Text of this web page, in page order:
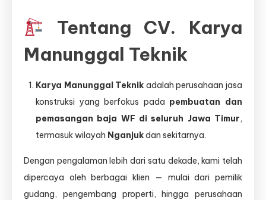
Tentang CV. Karya
Manunggal Teknik
Karya Manunggal Teknik adalah perusahaan jasa
konstruksi yang berfokus pada pembuatan dan
pemasangan baja WF di seluruh Jawa Timur,
termasuk wilayah Nganjukdan sekitarnya.
Dengan pengalaman lebih dari satu dekade, kami telah
dipercaya oleh berbagai klien — mulai dari pemilik
gudang, pengembang properti, hingga perusahaan